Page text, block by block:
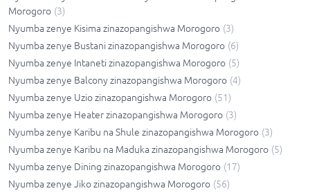
Morogoro (3)
Nyumba zenye Kisima zinazopangishwa Morogoro (3)
Nyumba zenye Bustani zinazopangishwa Morogoro (6)
Nyumba zenye Intaneti zinazopangishwa Morogoro (5)
Nyumba zenye Balcony zinazopangishwa Morogoro (4)
Nyumba zenye Uzio zinazopangishwa Morogoro (51)
Nyumba zenye Heater zinazopangishwa Morogoro (3)
Nyumba zenye Karibu na Shule zinazopangishwa Morogoro (3)
Nyumba zenye Karibu na Maduka zinazopangishwa Morogoro (5)
Nyumba zenye Dining zinazopangishwa Morogoro (17)
Nyumba zenye Jiko zinazopangishwa Morogoro (56)